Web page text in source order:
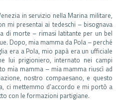
in servizio nella Marina militare,
mi presentai ai tedeschi – bisognava
di morte – rimasi latitante per un bel
Dopo, mia mamma da Pola – perché
era a Pola, mio papà era un ufficiale
lui prigioniero, internato nei campi
mia mamma – mia mamma riuscì ad
nostro compaesano, e questo
ci mettemmo d’accordo e mi portò a
con le formazioni partigiane.